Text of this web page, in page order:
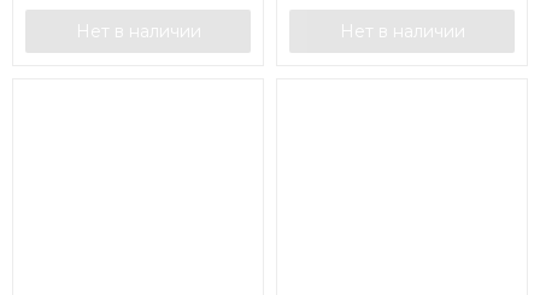
Нет в наличии Нет в наличии